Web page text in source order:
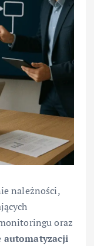
należności,
oraz
automatyzacji